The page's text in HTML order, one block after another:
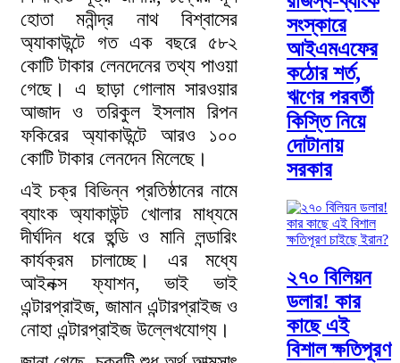
হোতা মনীন্দ্র নাথ বিশ্বাসের
অ্যাকাউন্টে গত এক বছরে ৫৮২
কোটি টাকার লেনদেনের তথ্য পাওয়া
গেছে। এ ছাড়া গোলাম সারওয়ার
আজাদ ও তরিকুল ইসলাম রিপন
ফকিরের অ্যাকাউন্টে আরও ১০০
কোটি টাকার লেনদেন মিলেছে।
এই চক্র বিভিন্ন প্রতিষ্ঠানের নামে
ব্যাংক অ্যাকাউন্ট খোলার মাধ্যমে
দীর্ঘদিন ধরে হুন্ডি ও মানি লন্ডারিং
কার্যক্রম চালাচ্ছে। এর মধ্যে
আইনক্স ফ্যাশন, ভাই ভাই
এন্টারপ্রাইজ, জামান এন্টারপ্রাইজ ও
নোহা এন্টারপ্রাইজ উল্লেখযোগ্য।
সংস্কারে
আইএমএফের
কঠোর শর্ত,
ঋণের পরবর্তী
কিস্তি নিয়ে
দোটানায়
সরকার
২৭০ বিলিয়ন
ডলার! কার
কাছে এই
বিশাল ক্ষতিপূরণ